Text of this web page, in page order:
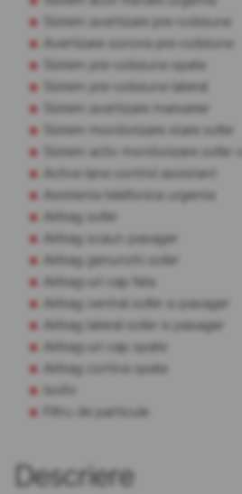
Sistem avertizare pre-coliziune
Avertizare sonora pre-coliziune
Sistem pre-coliziune spate
Sistem pre-coliziune lateral
Sistem avertizare marsarier
Sistem monitorizare stare sofer
Sistem activ monitorizare
Active lane control assistant
Asistenta telefonica urgenta
Airbag sofer
Airbag scaun pasager
Airbag genunchi sofer
Airbag-uri cap fata
Airbag central sofer si pasager
Airbag lateral sofer si pasager
Airbag-uri cap spate
Airbag cortina spate
Isofix
Filtru de particule
Descriere